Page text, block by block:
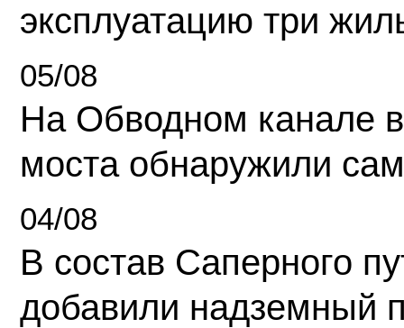
эксплуатацию три
05/08
На Обводном канале
моста обнаружили
04/08
В состав Саперного
добавили надземный